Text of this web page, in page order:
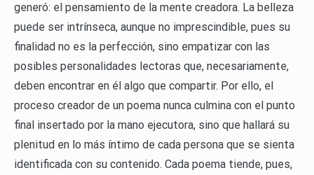
generó: el pensamiento de la mente creadora. La belleza
puede ser intrínseca, aunque no imprescindible, pues su
finalidad no es la perfección, sino empatizar con las
posibles personalidades lectoras que, necesariamente,
deben encontrar en él algo que compartir. Por ello, el
proceso creador de un poema nunca culmina con el punto
final insertado por la mano ejecutora, sino que hallará su
plenitud en lo más íntimo de cada persona que se sienta
identificada con su contenido. Cada poema tiende, pues,